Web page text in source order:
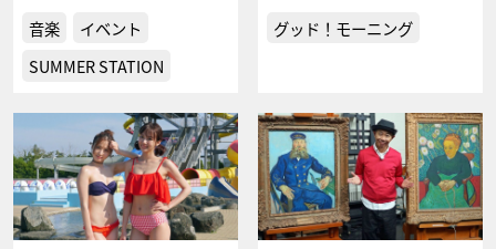
音楽
イベント
SUMMER STATION
グッド！モーニング